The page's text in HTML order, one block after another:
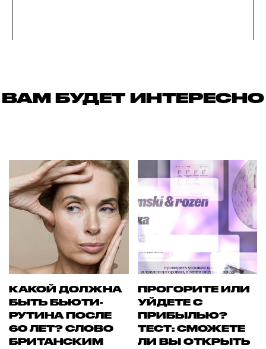
ВАМ БУДЕТ ИНТЕРЕСНО
КАКОЙ ДОЛЖНА
БЫТЬ БЬЮТИ-
РУТИНА ПОСЛЕ
60 ЛЕТ? СЛОВО
БРИТАНСКИМ
ПРОГОРИТЕ ИЛИ
УЙДЕТЕ С
ПРИБЫЛЬЮ?
ТЕСТ: СМОЖЕТЕ
ЛИ ВЫ ОТКРЫТЬ